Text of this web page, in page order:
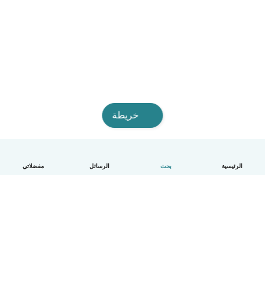
الرئيسية بحث الرسائل مفضلاتي
خريطة